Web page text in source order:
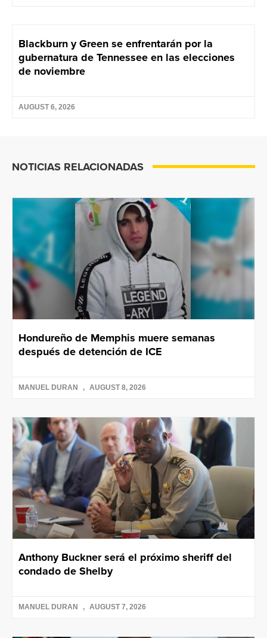
Blackburn y Green se enfrentarán por la
gubernatura de Tennessee en las elecciones
de noviembre
AUGUST 6, 2026
NOTICIAS RELACIONADAS
Hondureño de Memphis muere semanas
después de detención de ICE
MANUEL DURAN AUGUST 8, 2026
Anthony Buckner será el próximo sheriff del
condado de Shelby
MANUEL DURAN AUGUST 7, 2026